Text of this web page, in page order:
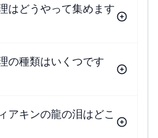
はどうやって集めます
の種類はいくつです
アキンの龍の泪はどこ